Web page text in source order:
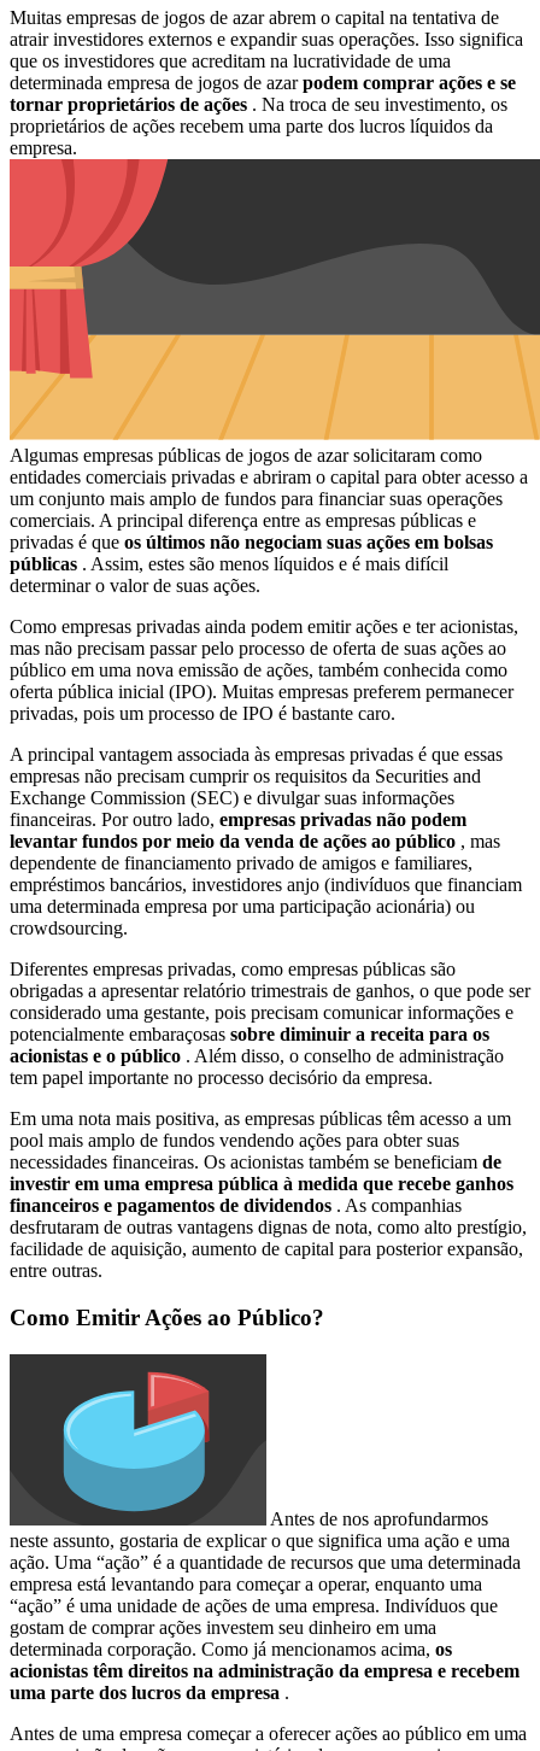
Muitas empresas de jogos de azar abrem o capital na tentativa de
atrair investidores externos e expandir suas operações. Isso significa
que os investidores que acreditam na lucratividade de uma
determinada empresa de jogos de azarpodem comprar ações e se
tornar proprietários de ações . Na troca de seu investimento, os
proprietários de ações recebem uma parte dos lucros líquidos da
empresa.
Algumas empresas públicas de jogos de azar solicitaram como
entidades comerciais privadas e abriram o capital para obter acesso a
um conjunto mais amplo de fundos para financiar suas operações
comerciais. A principal diferença entre as empresas públicas e
privadas é que os últimos não negociam suas ações em bolsas
públicas . Assim, estes são menos líquidos e é mais difícil
determinar o valor de suas ações.
Como empresas privadas ainda podem emitir ações e ter acionistas,
mas não precisam passar pelo processo de oferta de suas ações ao
público em uma nova emissão de ações, também conhecida como
oferta pública inicial (IPO). Muitas empresas preferem permanecer
privadas, pois um processo de IPO é bastante caro.
A principal vantagem associada às empresas privadas é que essas
empresas não precisam cumprir os requisitos da Securities and
Exchange Commission (SEC) e divulgar suas informações
financeiras. Por outro lado, empresas privadas não podem
levantar fundos por meio da venda de ações ao público , mas
dependente de financiamento privado de amigos e familiares,
empréstimos bancários, investidores anjo (indivíduos que financiam
uma determinada empresa por uma participação acionária) ou
crowdsourcing.
Diferentes empresas privadas, como empresas públicas são
obrigadas a apresentar relatório trimestrais de ganhos, o que pode ser
considerado uma gestante, pois precisam comunicar informações e
potencialmente embaraçosas sobre diminuir a receita para os
acionistas e o público . Além disso, o conselho de administração
tem papel importante no processo decisório da empresa.
Em uma nota mais positiva, as empresas públicas têm acesso a um
pool mais amplo de fundos vendendo ações para obter suas
necessidades financeiras. Os acionistas também se beneficiam de
investir em uma empresa pública à medida que recebe ganhos
financeiros e pagamentos de dividendos . As companhias
desfrutaram de outras vantagens dignas de nota, como alto prestígio,
facilidade de aquisição, aumento de capital para posterior expansão,
entre outras.
Como Emitir Ações ao Público?
Antes de nos aprofundarmos
neste assunto, gostaria de explicar o que significa uma ação e uma
ação. Uma “ação” é a quantidade de recursos que uma determinada
empresa está levantando para começar a operar, enquanto uma
“ação” é uma unidade de ações de uma empresa. Indivíduos que
gostam de comprar ações investem seu dinheiro em uma
determinada corporação. Como já mencionamos acima, os
acionistas têm direitos na administração da empresa e recebem
uma parte dos lucros da empresa .
Antes de uma empresa começar a oferecer ações ao público em uma